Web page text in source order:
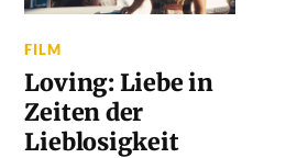
FILM
Loving: Liebe in
Zeiten der
Lieblosigkeit